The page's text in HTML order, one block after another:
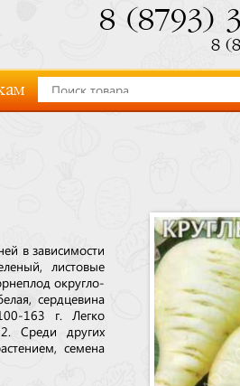
8 (8793)
8
в зависимости
листовые
округло-
сердцевина
163 г. Легко
Среди других
семена